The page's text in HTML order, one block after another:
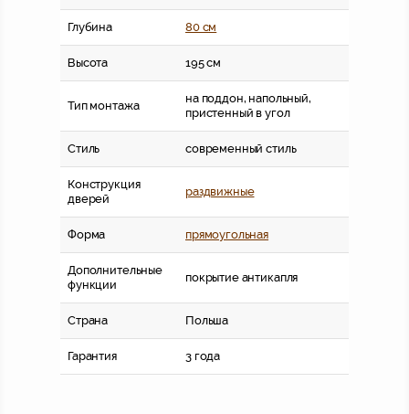
Глубина 80 см
Высота 195 см
Тип монтажа
на поддон, напольный,
пристенный в угол
Стиль современный стиль
Конструкция
дверей
раздвижные
Форма прямоугольная
Дополнительные
функции
покрытие антикапля
Страна Польша
Гарантия 3 года